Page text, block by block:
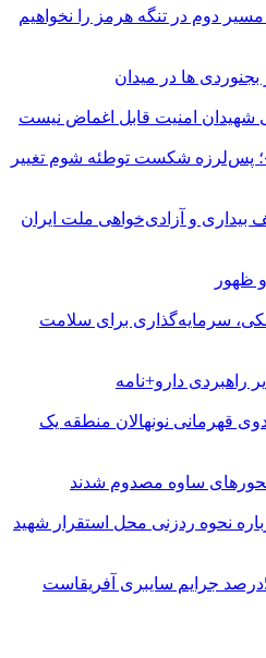
دوم در تنگه هرمز را نخواهیم
ها در میدان
شهیدان امنیت قابل اغماض نیست
پس‌لرزه شکست توطئه شوم تغییر
و آزادی‌خواهی ملت ایران
ظهور
سرمایه‌گذاری برای سلامت
راهبردی دارو+نامه
قهرمانی نونهالان منطقه یک
نحوه ردزنی محل استقرار شهید